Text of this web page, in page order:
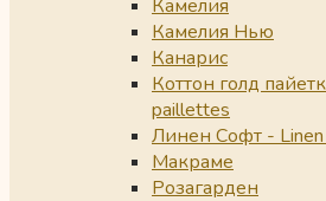
Камелия
Камелия Нью
Канарис
Коттон голд
paillettes
Линен Софт -
Макраме
Розагарден